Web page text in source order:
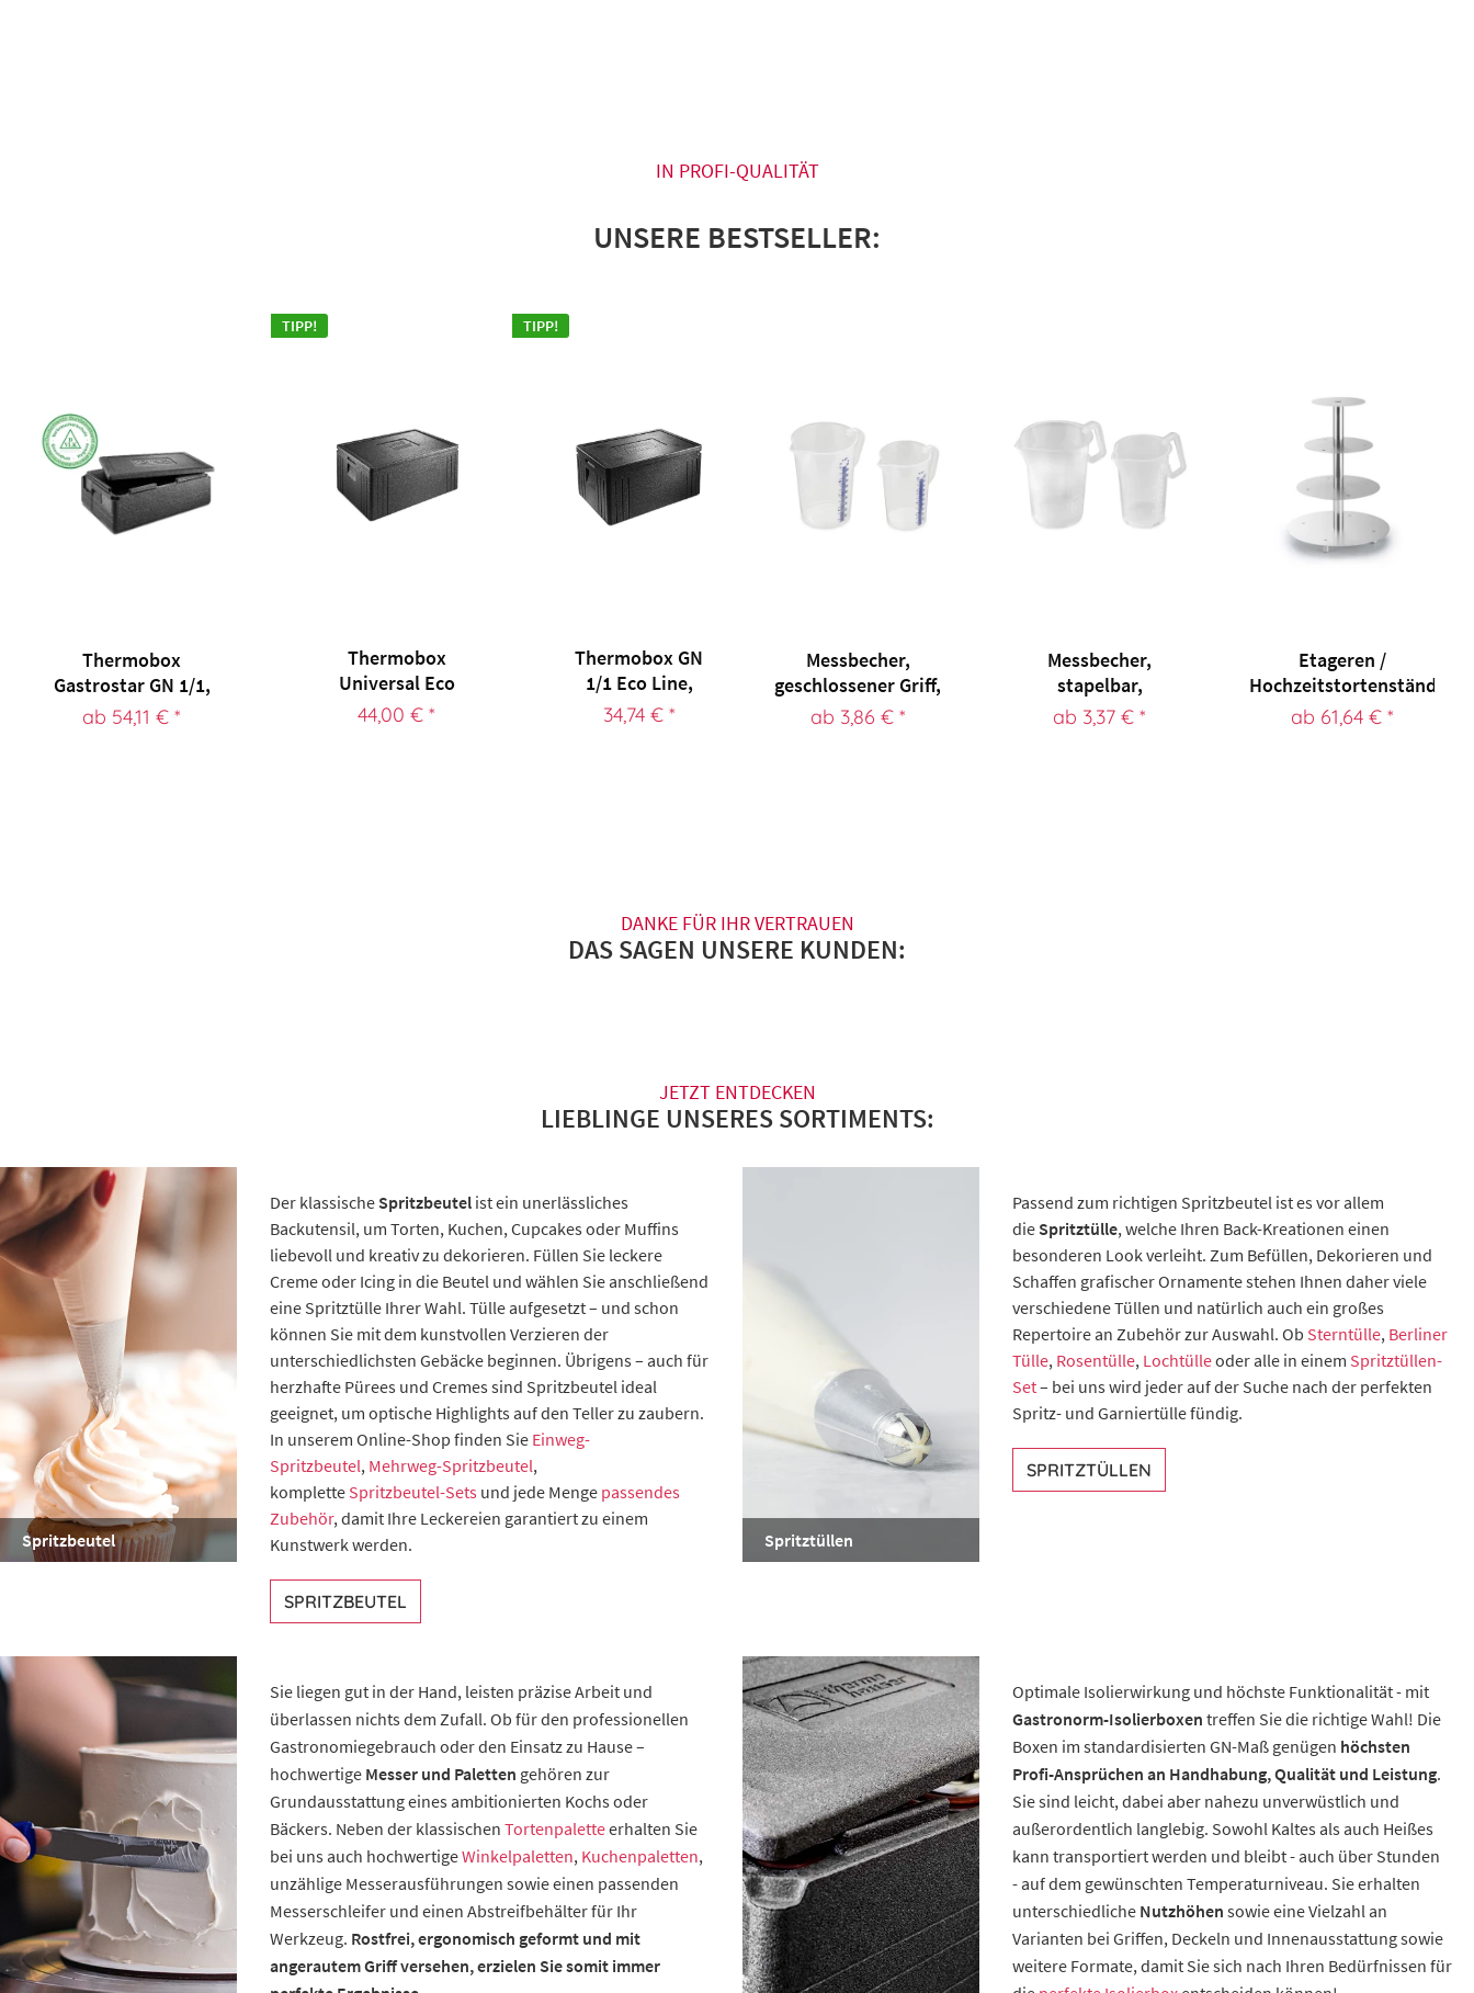
IN PROFI-QUALITÄT
UNSERE BESTSELLER:
Thermobox
Gastrostar GN 1/1,
EPP Nutzhöhe 27...
ab 54,11 € *
TIPP!
Thermobox
Universal Eco
Line, EPP
44,00 € *
TIPP!
Thermobox GN
1/1 Eco Line,
EPP
34,74 € *
Messbecher,
geschlossener Griff,
Skala blau...
ab 3,86 € *
Messbecher,
stapelbar,
geschlossener Griff,...
ab 3,37 € *
Etageren /
Hochzeitstortenständer
rund Etagere,...
ab 61,64 € *
DANKE FÜR IHR VERTRAUEN
DAS SAGEN UNSERE KUNDEN:
JETZT ENTDECKEN
LIEBLINGE UNSERES SORTIMENTS:
Spritzbeutel
Der klassische Spritzbeutelist ein unerlässliches
Backutensil, um Torten, Kuchen, Cupcakes oder Muffins
liebevoll und kreativ zu dekorieren. Füllen Sie leckere
Creme oder Icing in die Beutel und wählen Sie anschließend
eine Spritztülle Ihrer Wahl. Tülle aufgesetzt – und schon
können Sie mit dem kunstvollen Verzieren der
unterschiedlichsten Gebäcke beginnen. Übrigens – auch für
herzhafte Pürees und Cremes sind Spritzbeutel ideal
geeignet, um optische Highlights auf den Teller zu zaubern.
In unserem Online-Shop finden Sie Einweg-
Spritzbeutel, Mehrweg-Spritzbeutel,
komplette Spritzbeutel-Setsund jede Menge passendes
Zubehör, damit Ihre Leckereien garantiert zu einem
Kunstwerk werden.
SPRITZBEUTEL
Spritztüllen
Passend zum richtigen Spritzbeutel ist es vor allem
die Spritztülle, welche Ihren Back-Kreationen einen
besonderen Look verleiht. Zum Befüllen, Dekorieren und
Schaffen grafischer Ornamente stehen Ihnen daher viele
verschiedene Tüllen und natürlich auch ein großes
Repertoire an Zubehör zur Auswahl. Ob Sterntülle, Berliner
Tülle, Rosentülle, Lochtülleoder alle in einem Spritztüllen-
Set– bei uns wird jeder auf der Suche nach der perfekten
Spritz- und Garniertülle fündig.
SPRITZTÜLLEN
Sie liegen gut in der Hand, leisten präzise Arbeit und
überlassen nichts dem Zufall. Ob für den professionellen
Gastronomiegebrauch oder den Einsatz zu Hause –
hochwertige Messer und Paletten gehören zur
Grundausstattung eines ambitionierten Kochs oder
Bäckers. Neben der klassischen Tortenpaletteerhalten Sie
bei uns auch hochwertigeWinkelpaletten, Kuchenpaletten,
unzählige Messerausführungen sowie einen passenden
Messerschleifer und einen Abstreifbehälter für Ihr
Werkzeug. Rostfrei, ergonomisch geformt und mit
angerautem Griff versehen, erzielen Sie somit immer
Optimale Isolierwirkung und höchste Funktionalität - mit
Gastronorm-Isolierboxen treffen Sie die richtige Wahl! Die
Boxen im standardisierten GN-Maß genügen höchsten
Profi-Ansprüchen an Handhabung, Qualität und Leistung.
Sie sind leicht, dabei aber nahezu unverwüstlich und
außerordentlich langlebig. Sowohl Kaltes als auch Heißes
kann transportiert werden und bleibt - auch über Stunden
- auf dem gewünschten Temperaturniveau. Sie erhalten
unterschiedliche Nutzhöhen sowie eine Vielzahl an
Varianten bei Griffen, Deckeln und Innenausstattung sowie
weitere Formate, damit Sie sich nach Ihren Bedürfnissen für